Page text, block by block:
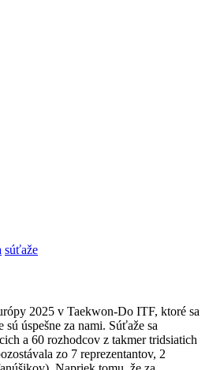
súťaže
2025 v Taekwon-Do ITF, ktoré sa
úspešne za nami. Súťaže sa
a 60 rozhodcov z takmer tridsiatich
zo 7 reprezentantov, 2